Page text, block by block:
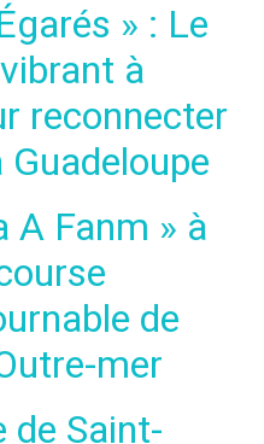
» : Le
à
reconnecter
Guadeloupe
A Fanm » à
de
mer
de Saint-